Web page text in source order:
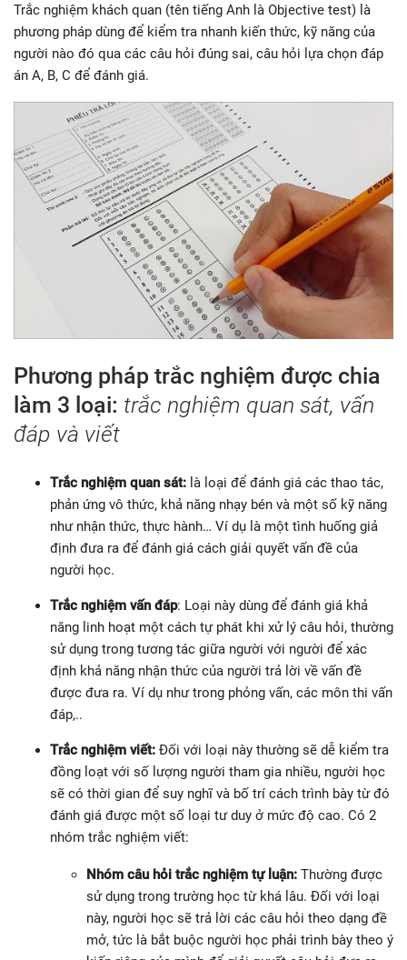
Trắc nghiệm khách quan (tên tiếng Anh là Objective test) là
phương pháp dùng để kiểm tra nhanh kiến thức, kỹ năng của
người nào đó qua các câu hỏi đúng sai, câu hỏi lựa chọn đáp
án A, B, C để đánh giá.
Phương pháp trắc nghiệm được chia
làm 3 loại: trắc nghiệm quan sát, vấn
đáp và viết
Trắc nghiệm quan sát: là loại để đánh giá các thao tác,
phản ứng vô thức, khả năng nhạy bén và một số kỹ năng
như nhận thức, thực hành… Ví dụ là một tình huống giả
định đưa ra để đánh giá cách giải quyết vấn đề của
người học.
Trắc nghiệm vấn đáp: Loại này dùng để đánh giá khả
năng linh hoạt một cách tự phát khi xử lý câu hỏi, thường
sử dụng trong tương tác giữa người với người để xác
định khả năng nhận thức của người trả lời về vấn đề
được đưa ra. Ví dụ như trong phỏng vấn, các môn thi vấn
đáp,..
Trắc nghiệm viết: Đối với loại này thường sẽ dễ kiểm tra
đồng loạt với số lượng người tham gia nhiều, người học
sẽ có thời gian để suy nghĩ và bố trí cách trình bày từ đó
đánh giá được một số loại tư duy ở mức độ cao. Có 2
nhóm trắc nghiệm viết:
Nhóm câu hỏi trắc nghiệm tự luận: Thường được
sử dụng trong trường học từ khá lâu. Đối với loại
này, người học sẽ trả lời các câu hỏi theo dạng đề
mở, tức là bắt buộc người học phải trình bày theo ý